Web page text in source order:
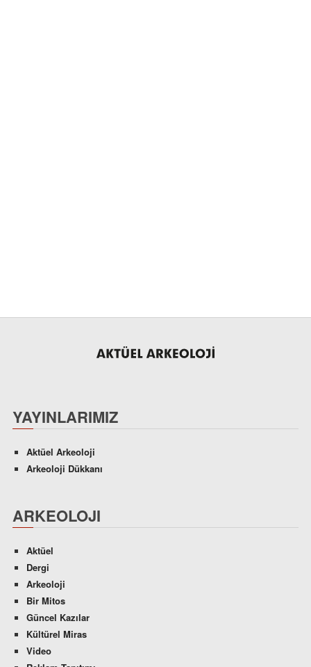
YAYINLARIMIZ
Aktüel Arkeoloji
Arkeoloji Dükkanı
ARKEOLOJI
Aktüel
Dergi
Arkeoloji
Bir Mitos
Güncel Kazılar
Kültürel Miras
Video